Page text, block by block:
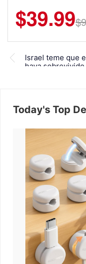
$39.99
$6.99
Israel teme que
haya
Today's Top